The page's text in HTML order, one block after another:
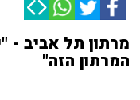
מרתון תל אביב -
המרתון הזה"